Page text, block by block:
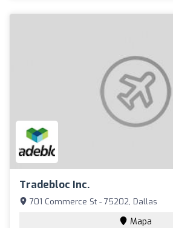
Tradebloc Inc.
701 Commerce St - 75202, Dallas
Mapa